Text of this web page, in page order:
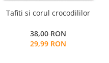
Tafiti si corul crocodililor
38,00 RON
29,99 RON